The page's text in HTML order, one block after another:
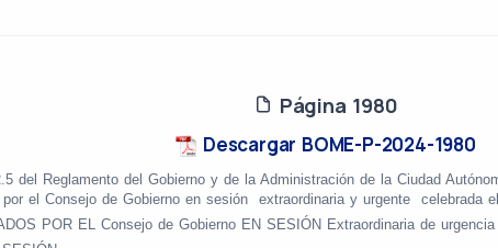
Página 1980
Descargar BOME-P-2024-1980
del Reglamento del Gobierno y de la Administración de la Ciudad
el Consejo de Gobierno en sesión
extraordinaria y urgente
celebrada
POR EL Consejo de Gobierno EN SESIÓN Extraordinaria de